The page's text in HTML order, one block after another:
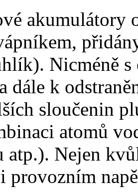
Nicméně s
dále k
sloučenin
atomů
atp.). Nejen
provozním